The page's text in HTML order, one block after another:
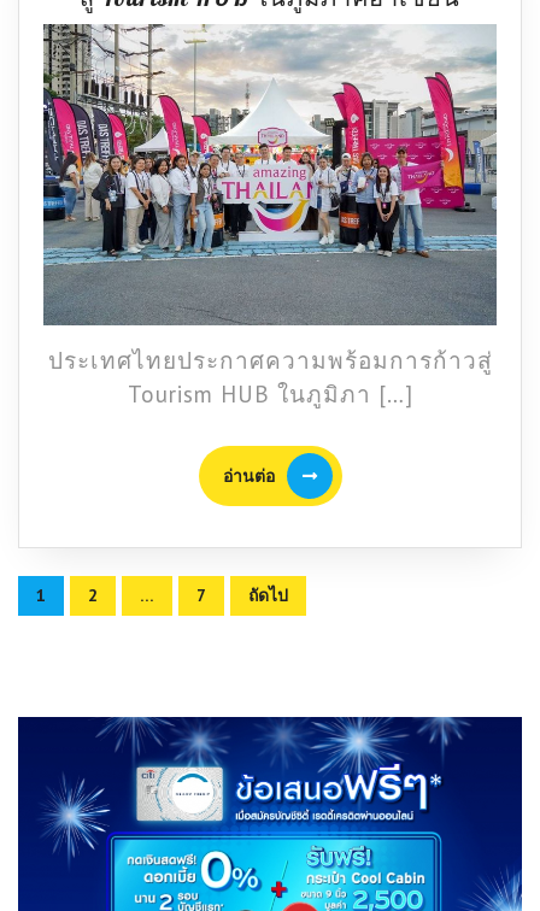
คนละ
ครึ่ง
2568
ประก
ความ
พร้อม
การ
ก้าว
สู่
HUB
ใน
ภูมิภาค
อาเซี
ประเทศไทยประกาศความพร้อมการก้าวสู่
Tourism HUB ในภูมิภา […]
อ่านต่อ
อ่าน
ต่อ
Posts
1 2 … 7 ถัดไป